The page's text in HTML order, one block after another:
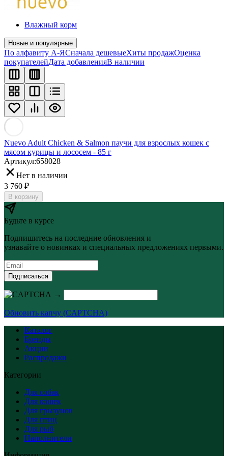
Влажный корм
Новые и популярные
По алфавиту А-ЯСначала дешевыеХиты продажОценка
покупателейДата добавленияВ наличии
Nuevo Adult Chicken & Salmon паучи для взрослых кошек с
мясом курицы и лососем - 85 г
Артикул:658028
Нет в наличии
3 760 ₽
В корзину
Будьте в курсе
Подпишитесь на последние обновления и
узнавайте о новинках и специальных предложениях первыми.
Подписаться
→
Обновить капчу (CAPTCHA)
Каталог
Бренды
Акции
Распродажи
Категории
Для собак
Для кошек
Для грызунов
Для птиц
Для рыб
Наполнители